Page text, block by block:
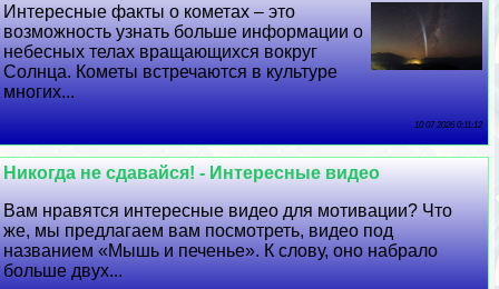
Интересные факты о кометах – это
возможность узнать больше информации о
небесных телах вращающихся вокруг
Солнца. Кометы встречаются в культуре
многих...
10 07 2026 0:11:12
Никогда не сдавайся! - Интересные видео
Вам нравятся интересные видео для мотивации? Что
же, мы предлагаем вам посмотреть, видео под
названием «Мышь и печенье». К слову, оно набрало
больше двух...